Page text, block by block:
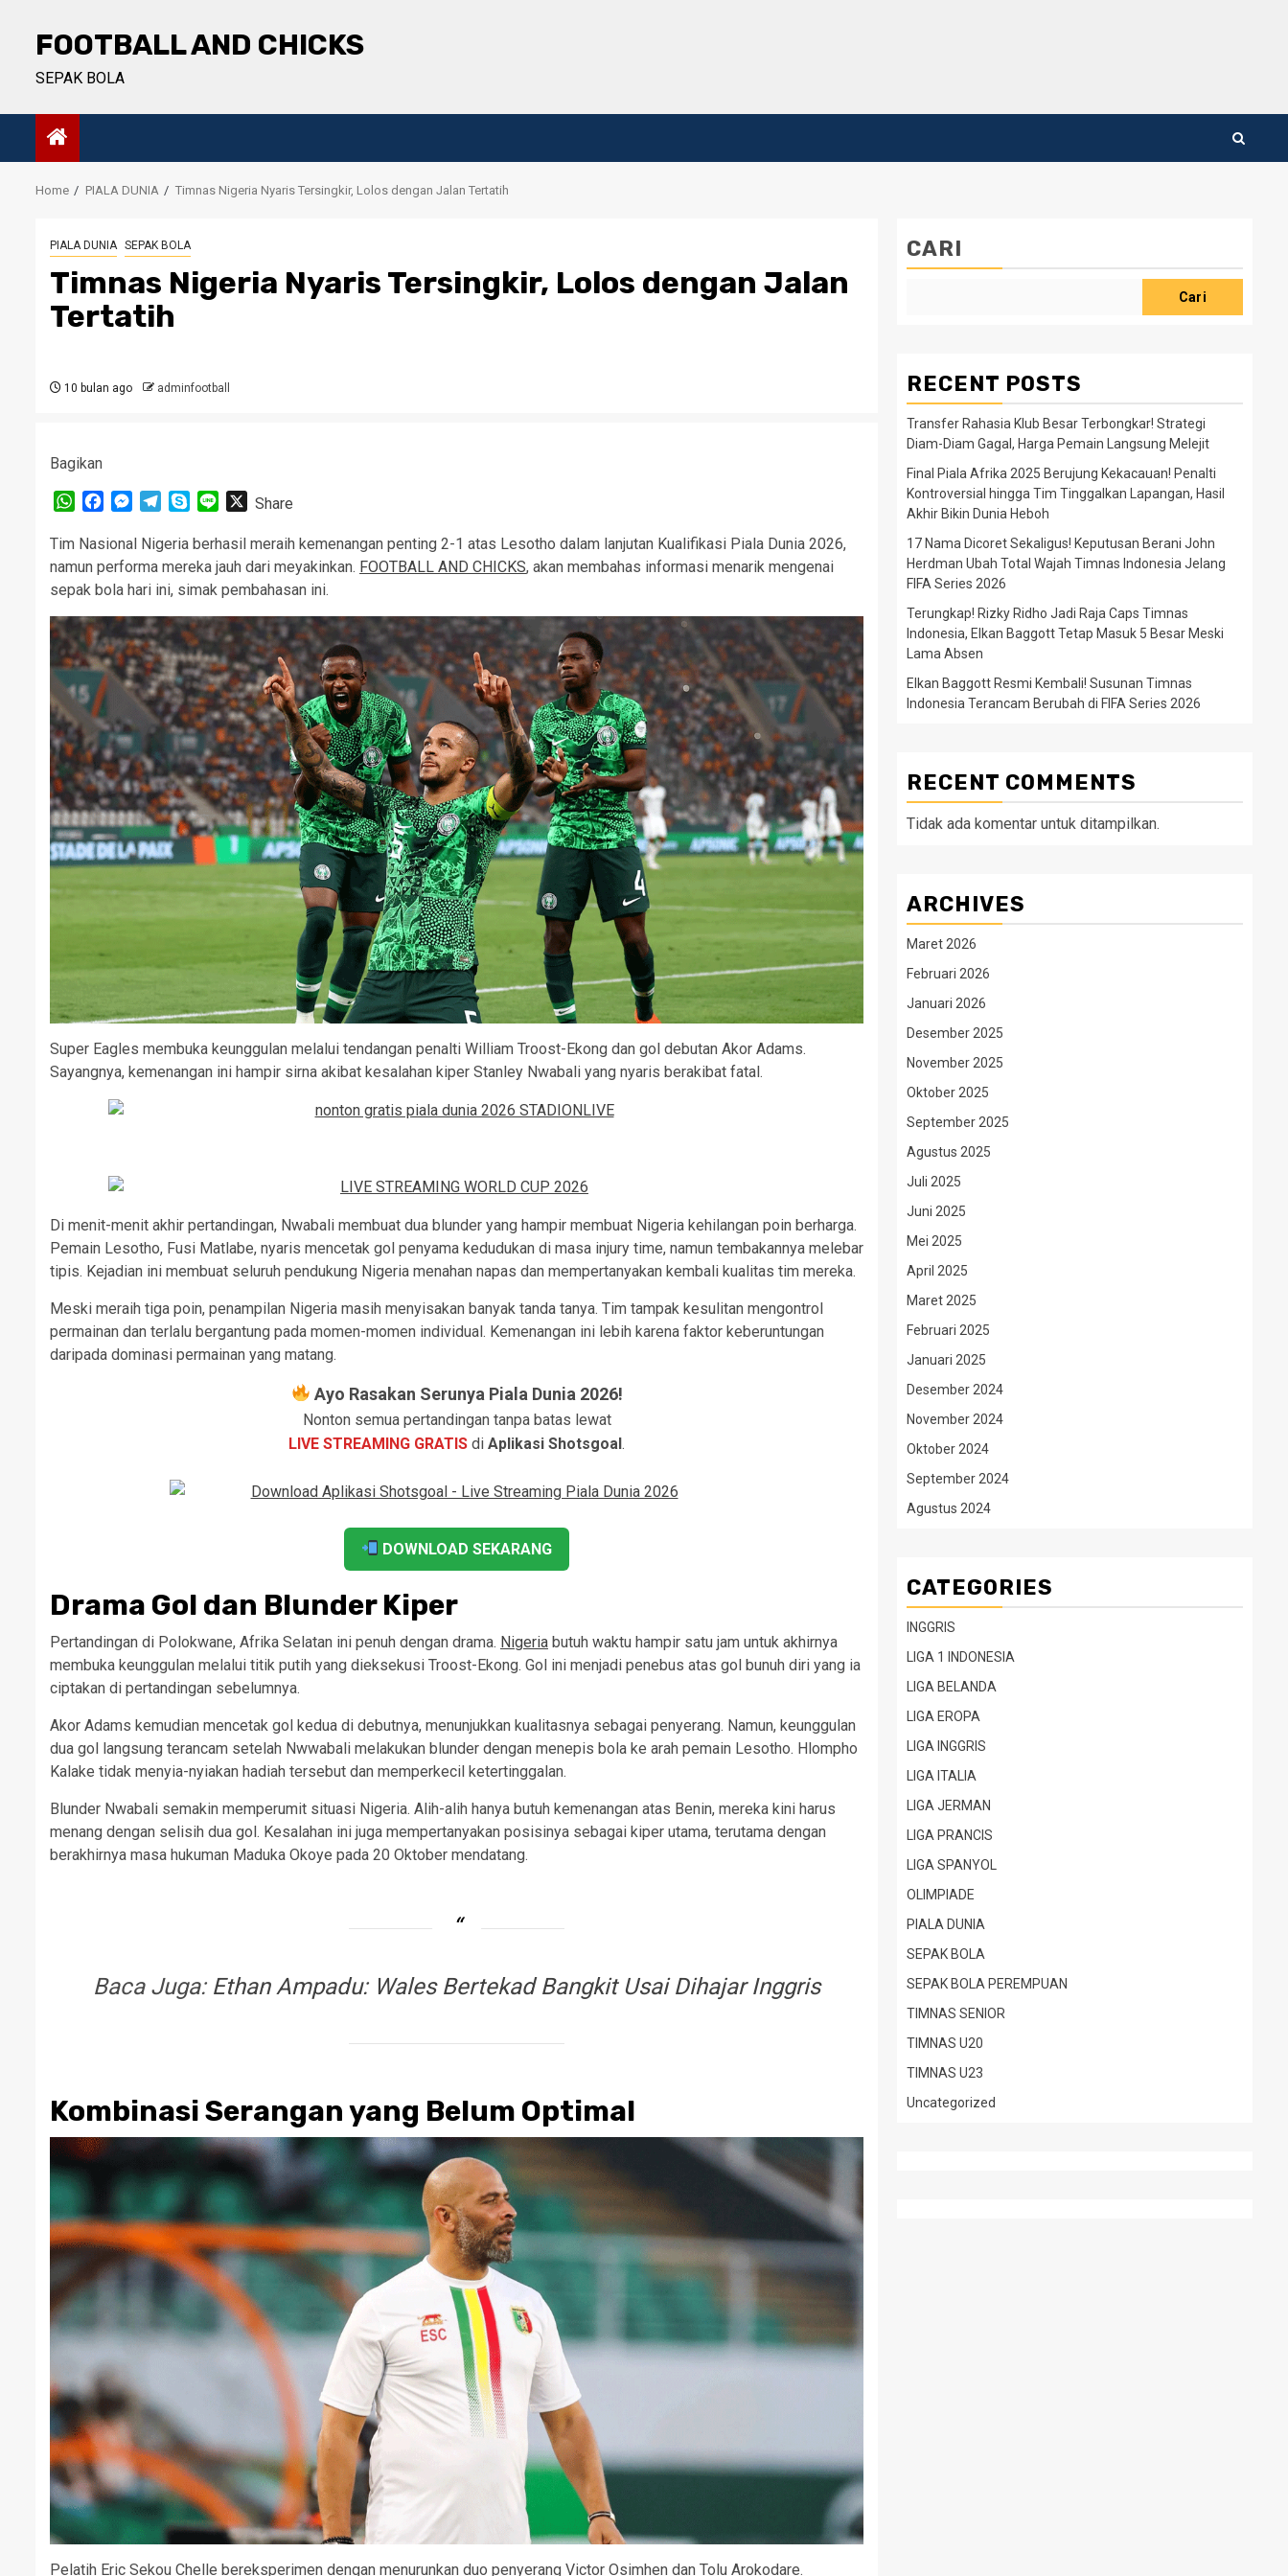
contentFOOTBALL AND CHICKS
SEPAK BOLA
Home PIALA DUNIA Timnas Nigeria Nyaris Tersingkir, Lolos dengan Jalan Tertatih
PIALA DUNIA SEPAK BOLA
Timnas Nigeria Nyaris Tersingkir, Lolos dengan Jalan
Tertatih
10 bulan ago adminfootball
Bagikan
WhatsApp
FacebookMessenger
TelegramSkypeLine XShare
Tim Nasional Nigeria berhasil meraih kemenangan penting 2-1 atas Lesotho dalam lanjutan Kualifikasi Piala Dunia 2026,
namun performa mereka jauh dari meyakinkan. FOOTBALL AND CHICKS, akan membahas informasi menarik mengenai
sepak bola hari ini, simak pembahasan ini.
Super Eagles membuka keunggulan melalui tendangan penalti William Troost-Ekong dan gol debutan Akor Adams.
Sayangnya, kemenangan ini hampir sirna akibat kesalahan kiper Stanley Nwabali yang nyaris berakibat fatal.
Di menit-menit akhir pertandingan, Nwabali membuat dua blunder yang hampir membuat Nigeria kehilangan poin berharga.
Pemain Lesotho, Fusi Matlabe, nyaris mencetak gol penyama kedudukan di masa injury time, namun tembakannya melebar
tipis. Kejadian ini membuat seluruh pendukung Nigeria menahan napas dan mempertanyakan kembali kualitas tim mereka.
Meski meraih tiga poin, penampilan Nigeria masih menyisakan banyak tanda tanya. Tim tampak kesulitan mengontrol
permainan dan terlalu bergantung pada momen-momen individual. Kemenangan ini lebih karena faktor keberuntungan
daripada dominasi permainan yang matang.
Ayo Rasakan Serunya Piala Dunia 2026!
Nonton semua pertandingan tanpa batas lewat
LIVE STREAMING GRATIS di Aplikasi Shotsgoal.
DOWNLOAD SEKARANG
Drama Gol dan Blunder Kiper
Pertandingan di Polokwane, Afrika Selatan ini penuh dengan drama. Nigeria butuh waktu hampir satu jam untuk akhirnya
membuka keunggulan melalui titik putih yang dieksekusi Troost-Ekong. Gol ini menjadi penebus atas gol bunuh diri yang ia
ciptakan di pertandingan sebelumnya.
Akor Adams kemudian mencetak gol kedua di debutnya, menunjukkan kualitasnya sebagai penyerang. Namun, keunggulan
dua gol langsung terancam setelah Nwwabali melakukan blunder dengan menepis bola ke arah pemain Lesotho. Hlompho
Kalake tidak menyia-nyiakan hadiah tersebut dan memperkecil ketertinggalan.
Blunder Nwabali semakin memperumit situasi Nigeria. Alih-alih hanya butuh kemenangan atas Benin, mereka kini harus
menang dengan selisih dua gol. Kesalahan ini juga mempertanyakan posisinya sebagai kiper utama, terutama dengan
berakhirnya masa hukuman Maduka Okoye pada 20 Oktober mendatang.
Baca Juga: Ethan Ampadu: Wales Bertekad Bangkit Usai Dihajar Inggris
Kombinasi Serangan yang Belum Optimal
Pelatih Eric Sekou Chelle bereksperimen dengan menurunkan duo penyerang Victor Osimhen dan Tolu Arokodare.
CARI
Cari
RECENT POSTS
Transfer Rahasia Klub Besar Terbongkar! Strategi
Diam-Diam Gagal, Harga Pemain Langsung Melejit
Final Piala Afrika 2025 Berujung Kekacauan! Penalti
Kontroversial hingga Tim Tinggalkan Lapangan, Hasil
Akhir Bikin Dunia Heboh
17 Nama Dicoret Sekaligus! Keputusan Berani John
Herdman Ubah Total Wajah Timnas Indonesia Jelang
FIFA Series 2026
Terungkap! Rizky Ridho Jadi Raja Caps Timnas
Indonesia, Elkan Baggott Tetap Masuk 5 Besar Meski
Lama Absen
Elkan Baggott Resmi Kembali! Susunan Timnas
Indonesia Terancam Berubah di FIFA Series 2026
RECENT COMMENTS
Tidak ada komentar untuk ditampilkan.
ARCHIVES
Maret 2026
Februari 2026
Januari 2026
Desember 2025
November 2025
Oktober 2025
September 2025
Agustus 2025
Juli 2025
Juni 2025
Mei 2025
April 2025
Maret 2025
Februari 2025
Januari 2025
Desember 2024
November 2024
Oktober 2024
September 2024
Agustus 2024
CATEGORIES
INGGRIS
LIGA 1 INDONESIA
LIGA BELANDA
LIGA EROPA
LIGA INGGRIS
LIGA ITALIA
LIGA JERMAN
LIGA PRANCIS
LIGA SPANYOL
OLIMPIADE
PIALA DUNIA
SEPAK BOLA
SEPAK BOLA PEREMPUAN
TIMNAS SENIOR
TIMNAS U20
TIMNAS U23
Uncategorized